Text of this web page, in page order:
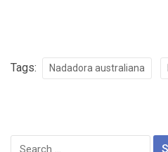
Tags: Nadadora australiana
Search